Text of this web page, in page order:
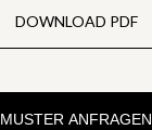
DOWNLOAD PDF
MUSTER ANFRAGEN